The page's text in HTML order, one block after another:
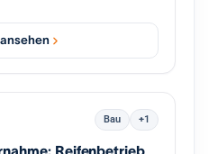
flächendeckende,
gewährleisten, wodurch das
Wirtschaftsraum
Bau +1
Reifenbetrieb